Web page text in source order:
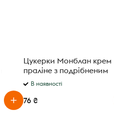
Цукерки Монблан крем
праліне з подрібненим
лісовим горіхом ваговій
В наявності
76 ₴